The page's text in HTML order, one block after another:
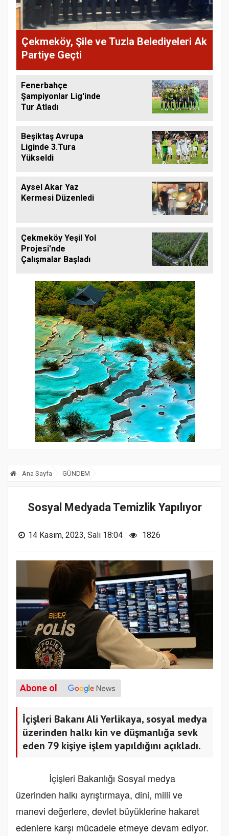
Çekmeköy, Şile ve Tuzla Belediyeleri Ak
Partiye Geçti
Fenerbahçe
Şampiyonlar Lig'inde
Tur Atladı
Beşiktaş Avrupa
Liginde 3.Tura
Yükseldi
Aysel Akar Yaz
Kermesi Düzenledi
Çekmeköy Yeşil Yol
Projesi'nde
Çalışmalar Başladı
Ana Sayfa GÜNDEM
Sosyal Medyada Temizlik Yapılıyor
14 Kasım, 2023, Salı 18:04 1826
Abone ol
İçişleri Bakanı Ali Yerlikaya, sosyal medya
üzerinden halkı kin ve düşmanlığa sevk
eden 79 kişiye işlem yapıldığını açıkladı.
İçişleri Bakanlığı Sosyal medya
üzerinden halkı ayrıştırmaya, dini, milli ve
manevi değerlere, devlet büyüklerine hakaret
edenlere karşı mücadele etmeye devam ediyor.